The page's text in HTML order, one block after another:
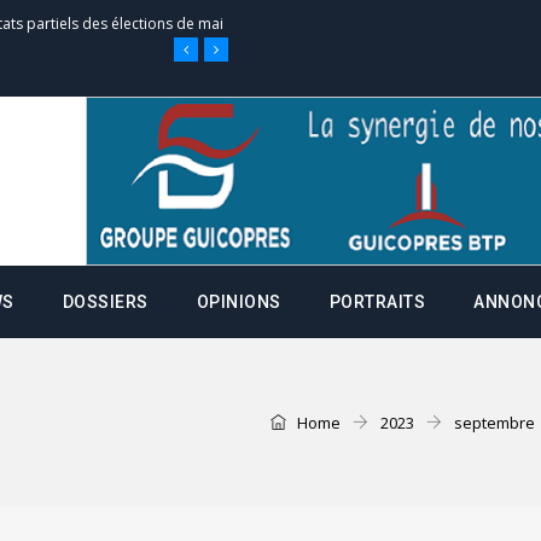
partiels des élections de mai
partiels des élections de mai
joignable au 105, ouvert
campagnes ce jeudi 28 mai à
DOSSIERS OPINIONS PORTRAITS
Home 2023 septembre